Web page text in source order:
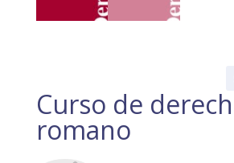
Curso de
romano